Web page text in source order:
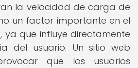
la velocidad de carga de
un factor importante en el
ya que influye directamente
del usuario. Un sitio web
que los usuarios